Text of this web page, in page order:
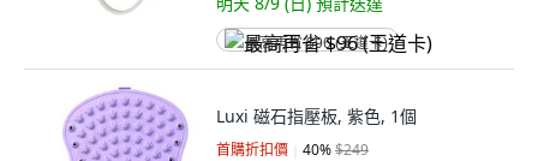
最高再省 $96 (王道卡)
Luxi 磁石指壓板, 紫色, 1個
首購折扣價 40%$249